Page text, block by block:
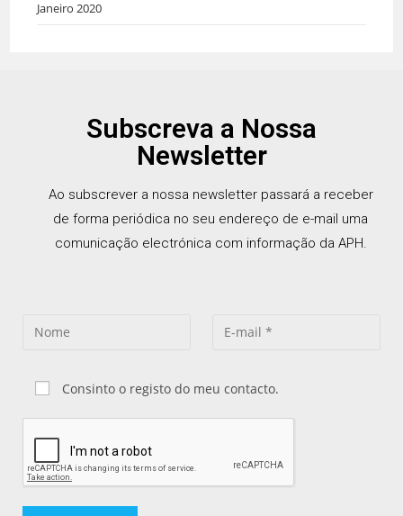
Janeiro 2020
Subscreva a Nossa
Newsletter
Ao subscrever a nossa newsletter passará a receber
de forma periódica no seu endereço de e-mail uma
comunicação electrónica com informação da APH.
Consinto o registo do meu contacto.